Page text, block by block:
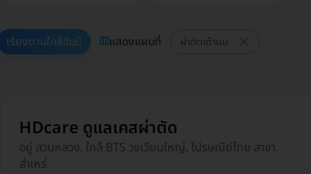
เรียงตามใกล้ฉัน แสดงแผนที่ ผ่าตัดเต้านม
HDcare ดูแลเคสผ่าตัด
อยู่ สวนหลวง, ใกล้ BTS วงเวียนใหญ่, ไปรษณีย์ไทย สาขา
สำเหร่